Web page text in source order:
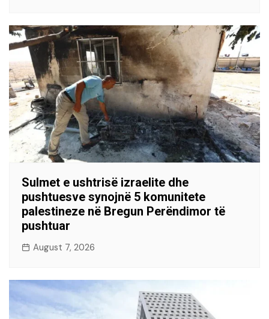
Sulmet e ushtrisë izraelite dhe
pushtuesve synojnë 5 komunitete
palestineze në Bregun Perëndimor të
pushtuar
August 7, 2026